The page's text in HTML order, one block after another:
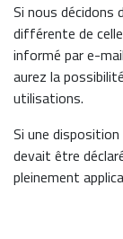
Si nous décidons
différente de
informé par e-
aurez la
utilisations.
Si une
devait être
pleinement